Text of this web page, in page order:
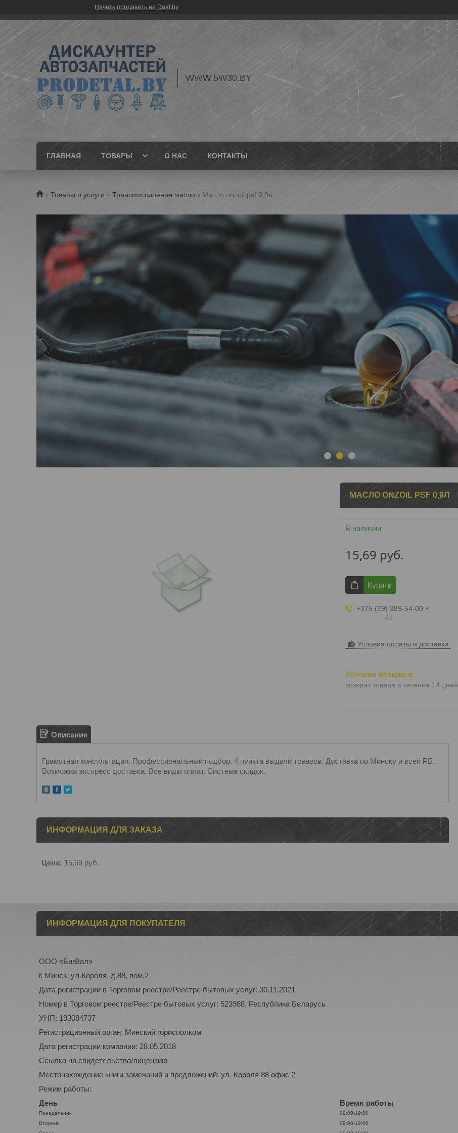
Начать продавать на Deal.by
WWW.5W30.BY
ГЛАВНАЯ ТОВАРЫ О НАС КОНТАКТЫ
Товары и услуги Трансмиссионное масло Масло onzoil psf 0,9л
МАСЛО ONZOIL PSF 0,9Л
В наличии
15,69 руб.
Купить
+375 (29) 389-54-00
А1
Условия оплаты и доставки
возврат товара в течение 14 дней
Описание
Грамотная консультация. Профессиональный подбор. 4 пункта выдачи товаров. Доставка по Минску и всей РБ.
Возможна экспресс доставка. Все виды оплат. Система скидок.
ИНФОРМАЦИЯ ДЛЯ ЗАКАЗА
Цена: 15,69 руб.
ИНФОРМАЦИЯ ДЛЯ ПОКУПАТЕЛЯ
ООО «БигВал»
г. Минск, ул.Короля, д.88, пом.2
Дата регистрации в Торговом реестре/Реестре бытовых услуг: 30.11.2021
Номер в Торговом реестре/Реестре бытовых услуг: 523988, Республика Беларусь
УНП: 193084737
Регистрационный орган: Минский горисполком
Дата регистрации компании: 28.05.2018
Ссылка на свидетельство/лицензию
Местонахождение книги замечаний и предложений: ул. Короля 88 офис 2
Режим работы:
День
Время работы
Понедельник
09:00-19:00
Вторник
09:00-19:00